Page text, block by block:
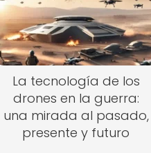
La tecnología de los
drones en la guerra:
una mirada al pasado,
presente y futuro